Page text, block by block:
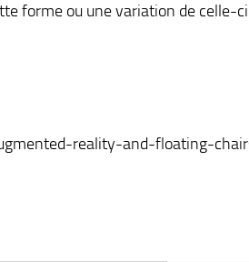
forme ou une variation de celle-
reality-and-floating-